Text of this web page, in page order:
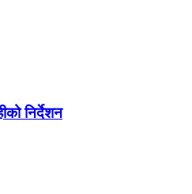
निर्देशन